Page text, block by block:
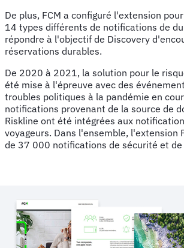
De plus, FCM a configuré l'extension
14 types différents de notifications de
répondre à l'objectif de Discovery
réservations durables.
De 2020 à 2021, la solution pour le
été mise à l'épreuve avec des
troubles politiques à la pandémie en
notifications provenant de la source de
Riskline ont été intégrées aux
voyageurs. Dans l'ensemble, l'extension
de 37 000 notifications de sécurité et de